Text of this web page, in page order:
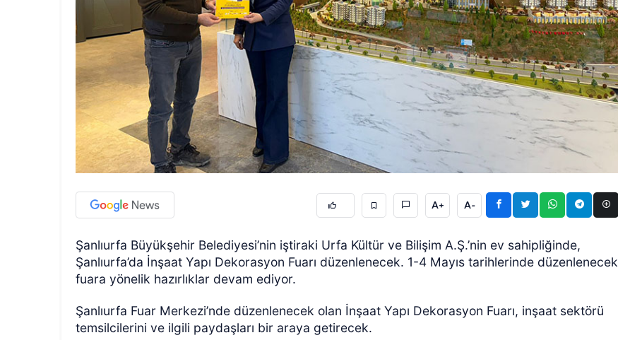
A+ A-
Şanlıurfa Büyükşehir Belediyesi’nin iştiraki Urfa Kültür ve Bilişim A.Ş.’nin ev sahipliğinde,
Şanlıurfa’da İnşaat Yapı Dekorasyon Fuarı düzenlenecek. 1-4 Mayıs tarihlerinde düzenlenecek
fuara yönelik hazırlıklar devam ediyor.
Şanlıurfa Fuar Merkezi’nde düzenlenecek olan İnşaat Yapı Dekorasyon Fuarı, inşaat sektörü
temsilcilerini ve ilgili paydaşları bir araya getirecek.